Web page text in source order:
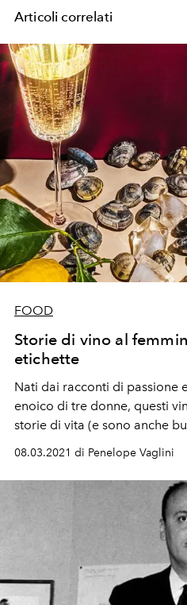
Articoli correlati
FOOD
Storie di vino al
etichette
Nati dai racconti di passione
enoico di tre donne, questi vini racchiudono incredibili
storie di vita (e sono anche
08.03.2021 di Penelope Vaglini